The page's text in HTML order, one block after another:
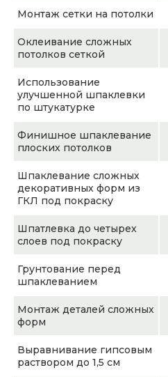
Монтаж сетки на потолки
Оклеивание сложных
потолков сеткой
Использование
улучшенной шпаклевки
по штукатурке
Финишное шпаклевание
плоских потолков
Шпаклевание сложных
декоративных форм из
ГКЛ под покраску
Шпатлевка до четырех
слоев под покраску
Грунтование перед
шпаклеванием
Монтаж деталей сложных
форм
Выравнивание гипсовым
раствором до 1,5 см